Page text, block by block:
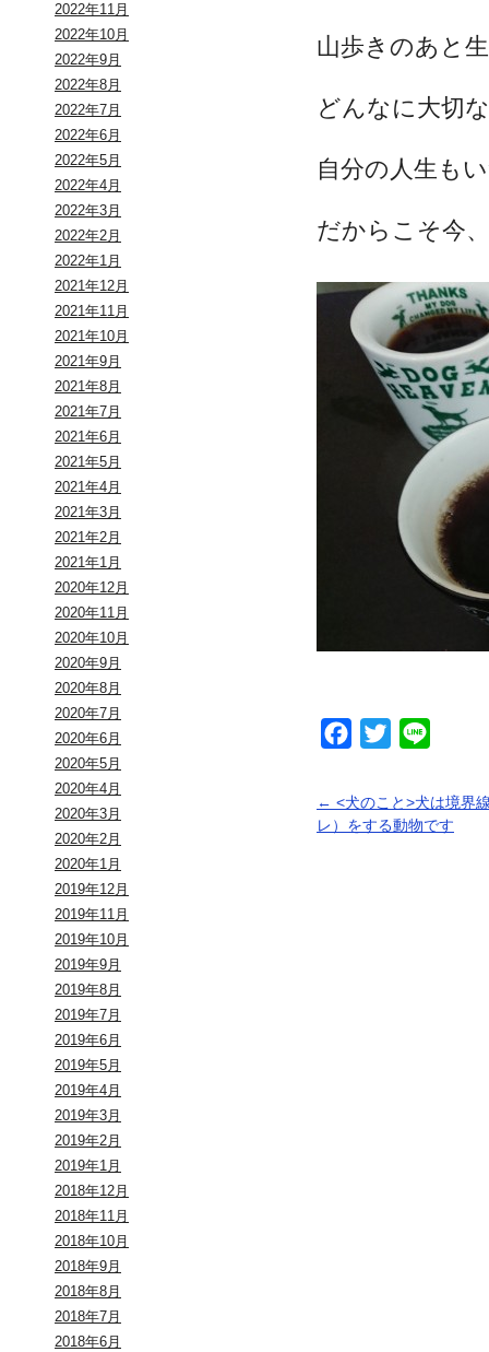
2022年11月
2022年10月
2022年9月
2022年8月
2022年7月
2022年6月
2022年5月
2022年4月
2022年3月
2022年2月
2022年1月
2021年12月
2021年11月
2021年10月
2021年9月
2021年8月
2021年7月
2021年6月
2021年5月
2021年4月
2021年3月
2021年2月
2021年1月
2020年12月
2020年11月
2020年10月
2020年9月
2020年8月
2020年7月
2020年6月
2020年5月
2020年4月
2020年3月
2020年2月
2020年1月
2019年12月
2019年11月
2019年10月
2019年9月
2019年8月
2019年7月
2019年6月
2019年5月
2019年4月
2019年3月
2019年2月
2019年1月
2018年12月
2018年11月
2018年10月
2018年9月
2018年8月
2018年7月
2018年6月
山歩きのあと
どんなに大切
自分の人生も
だからこそ今
Facebook
Twitter
← <犬のこと>犬は境界
レ）をする動物です